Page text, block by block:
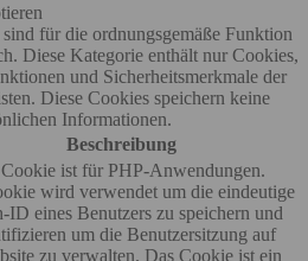
für die ordnungsgemäße Funktion
Diese Kategorie enthält nur Cookies,
und Sicherheitsmerkmale der
Diese Cookies speichern keine
Informationen.
Beschreibung
Cookie ist für PHP-Anwendungen.
wird verwendet um die eindeutige
ID eines Benutzers zu speichern und
um die Benutzersitzung auf
zu verwalten. Das Cookie ist ein